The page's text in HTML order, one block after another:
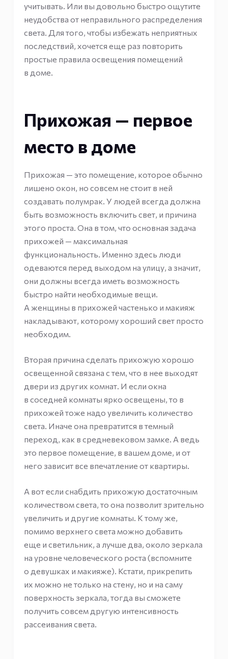
учитывать. Или вы довольно быстро ощутите
неудобства от неправильного распределения
света. Для того, чтобы избежать неприятных
последствий, хочется еще раз повторить
простые правила освещения помещений
в доме.
Прихожая — первое
место в доме
Прихожая — это помещение, которое обычно
лишено окон, но совсем не стоит в ней
создавать полумрак. У людей всегда должна
быть возможность включить свет, и причина
этого проста. Она в том, что основная задача
прихожей — максимальная
функциональность. Именно здесь люди
одеваются перед выходом на улицу, а значит,
они должны всегда иметь возможность
быстро найти необходимые вещи.
А женщины в прихожей частенько и макияж
накладывают, которому хороший свет просто
необходим.
Вторая причина сделать прихожую хорошо
освещенной связана с тем, что в нее выходят
двери из других комнат. И если окна
в соседней комнаты ярко освещены, то в
прихожей тоже надо увеличить количество
света. Иначе она превратится в темный
переход, как в средневековом замке. А ведь
это первое помещение, в вашем доме, и от
него зависит все впечатление от квартиры.
А вот если снабдить прихожую достаточным
количеством света, то она позволит зрительно
увеличить и другие комнаты. К тому же,
помимо верхнего света можно добавить
еще и светильник, а лучше два, около зеркала
на уровне человеческого роста (вспомните
о девушках и макияже). Кстати, прикрепить
их можно не только на стену, но и на саму
поверхность зеркала, тогда вы сможете
получить совсем другую интенсивность
рассеивания света.